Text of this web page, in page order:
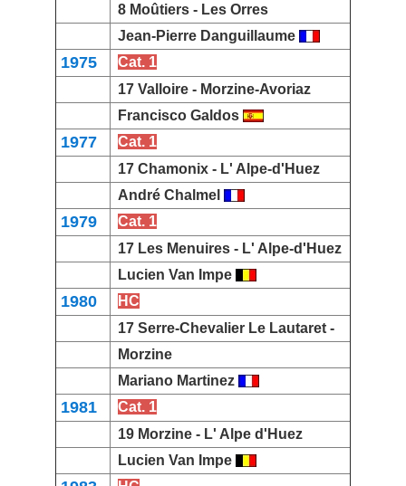
8 Moûtiers - Les Orres
Jean-Pierre Danguillaume
1975
Cat. 1
17 Valloire - Morzine-Avoriaz
Francisco Galdos
1977
Cat. 1
17 Chamonix - L' Alpe-d'Huez
André Chalmel
1979
Cat. 1
17 Les Menuires - L' Alpe-d'Huez
Lucien Van Impe
1980
HC
17 Serre-Chevalier Le Lautaret -
Morzine
Mariano Martinez
1981
Cat. 1
19 Morzine - L' Alpe d'Huez
Lucien Van Impe